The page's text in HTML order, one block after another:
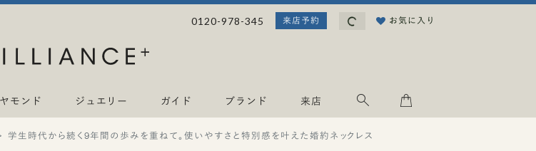
0120-978-345 来店予約 読み込み中...お気に入り
モンド ジュエリー ガイド ブランド 来店
学生時代から続く9年間の歩みを重ねて。使いやすさと特別感を叶えた婚約ネックレス